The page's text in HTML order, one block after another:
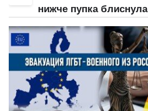
нижче пупка блиснула